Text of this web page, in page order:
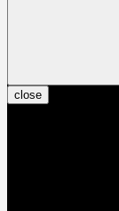
close